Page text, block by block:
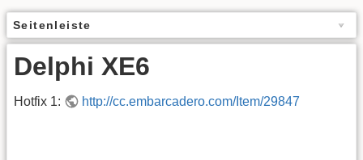
Seitenleiste
Delphi XE6
Hotfix 1: http://cc.embarcadero.com/Item/29847